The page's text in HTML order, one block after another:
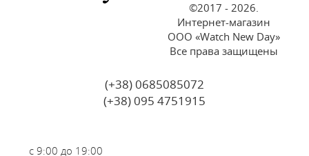
©2017 - 2026.
Интернет-магазин
ООО «Watch New Day»
Все права защищены
(+38) 0685085072
(+38) 095 4751915
с 9:00 до 19:00